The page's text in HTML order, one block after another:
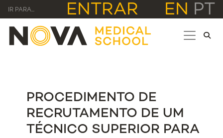
IR PARA... ENTRAR EN PT
PROCEDIMENTO DE
RECRUTAMENTO DE UM
TÉCNICO SUPERIOR PARA